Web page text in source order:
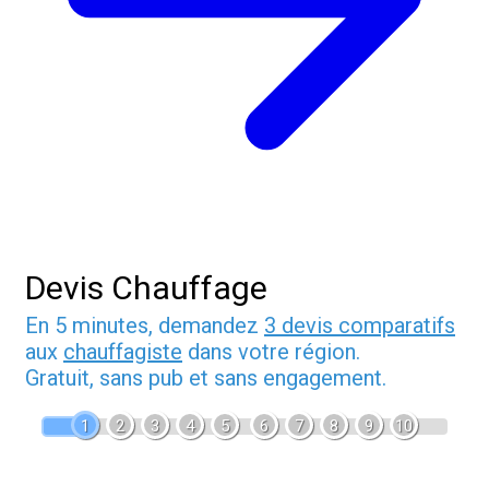
Devis Chauffage
En 5 minutes, demandez 3 devis comparatifs
aux chauffagiste dans votre région.
Gratuit, sans pub et sans engagement.
1 2 3 4 5 6 7 8 9 10